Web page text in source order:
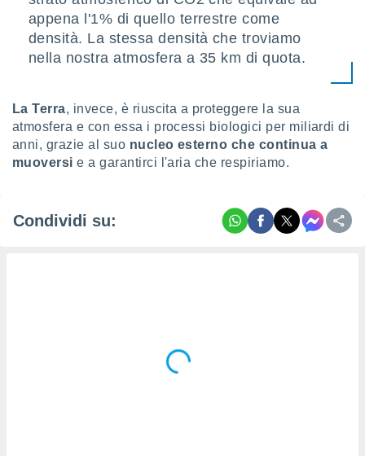
appena l'1% di quello terrestre come
densità. La stessa densità che troviamo
nella nostra atmosfera a 35 km di quota.
La Terra, invece, è riuscita a proteggere la sua
atmosfera e con essa i processi biologici per miliardi di
anni, grazie al suo nucleo esterno che continua a
muoversi e a garantirci l'aria che respiriamo.
Condividi su: